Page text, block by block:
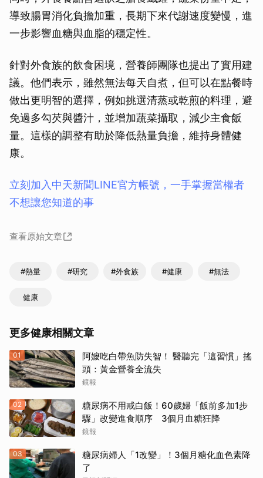
導致腸胃消化負擔加重，長期下來代謝速度變慢，進
一步影響血糖與血脂的穩定性。
針對外食族的飲食困境，營養師團隊也提出了實用建
議。他們表示，雖然無法每天自煮，但可以在點餐時
做出更明智的選擇，例如挑選清蒸或乾煎的料理，避
免過多勾芡與醬汁，並增加蔬菜攝取，減少主食飯
量。這樣的調整有助於降低熱量負擔，維持身體健
康。
立刻加入中天新聞LINE官方帳號，一手掌握當權者
不想讓您知道的事
查看原始文章
#熱量 #研究 #外食族 #健康 #無法
健康
更多健康相關文章
01
阿嬤吃白帶魚防失智！ 醫聽完「這習慣」搖
頭：黃金營養全流失
鏡報
02
糖尿病不用戒白飯！60歲婦「飯前多加1步
驟」改變進食順序 3個月血糖狂降
鏡報
03
糖尿病婦人「1改變」！3個月糖化血色素降
了